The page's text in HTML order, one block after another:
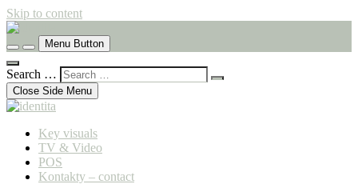
Skip to content
identita
komunikační agentura
Menu Button
Search …
Close Side Menu
Key visuals
TV & Video
POS
Kontakty – contact